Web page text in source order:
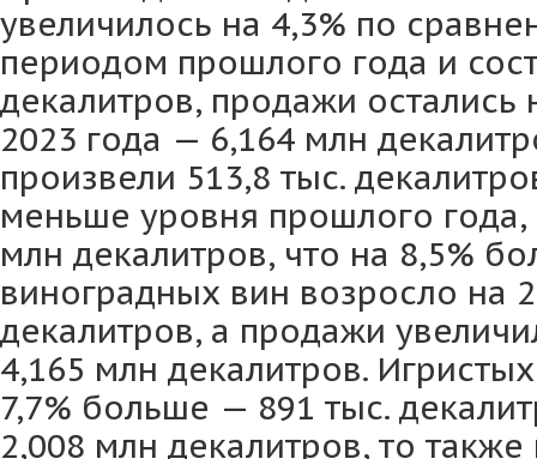
увеличилось на 4,3% по
периодом прошлого года и
декалитров, продажи остались
2023 года — 6,164 млн
произвели 513,8 тыс.
меньше уровня прошлого
млн декалитров, что на 8,5%
виноградных вин возросло на
декалитров, а продажи
4,165 млн декалитров.
7,7% больше — 891 тыс.
2,008 млн декалитров, то